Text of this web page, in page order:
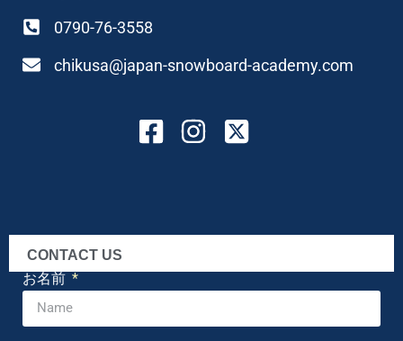
0790-76-3558
chikusa@japan-snowboard-academy.com
CONTACT US
お名前